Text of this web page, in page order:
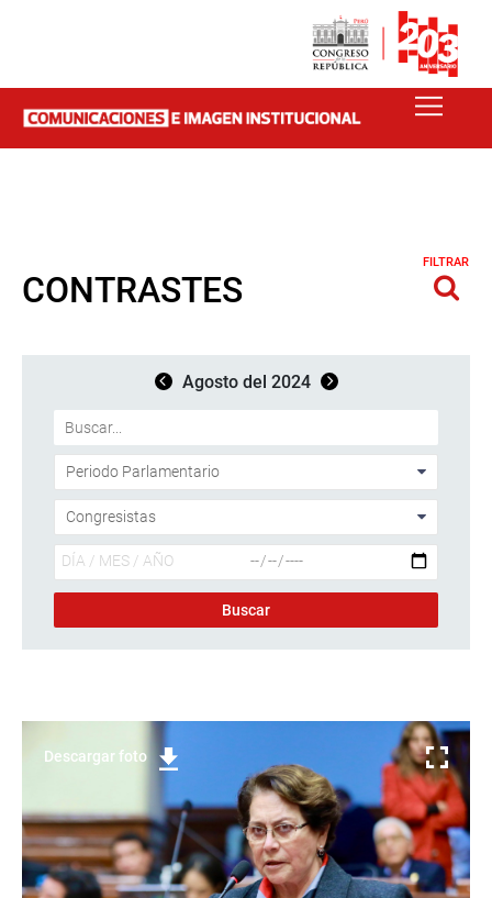
CONTRASTES
FILTRAR
Agosto del 2024
Descargar foto